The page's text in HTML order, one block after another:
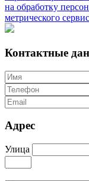
на обработку
метрического
Контактные
Адрес
Улица